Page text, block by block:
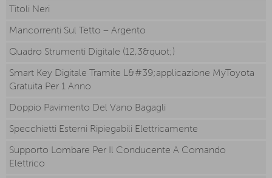
Titoli Neri
Mancorrenti Sul Tetto – Argento
Quadro Strumenti Digitale (12,3&quot;)
Smart Key Digitale Tramite L&#39;applicazione MyToyota
Gratuita Per 1 Anno
Doppio Pavimento Del Vano Bagagli
Specchietti Esterni Ripiegabili Elettricamente
Supporto Lombare Per Il Conducente A Comando
Elettrico